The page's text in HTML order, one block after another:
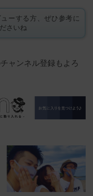
ーする方、ぜひ参考に
さいね
ャンネル登録もよろ